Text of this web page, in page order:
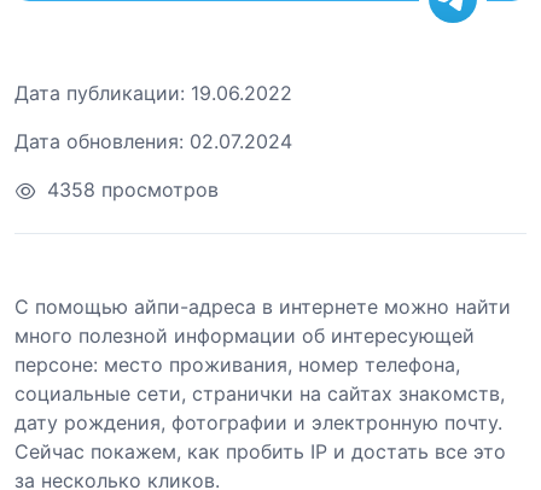
Дата публикации: 19.06.2022
Дата обновления: 02.07.2024
4358 просмотров
С помощью айпи-адреса в интернете можно найти
много полезной информации об интересующей
персоне: место проживания, номер телефона,
социальные сети, странички на сайтах знакомств,
дату рождения, фотографии и электронную почту.
Сейчас покажем, как пробить IP и достать все это
за несколько кликов.